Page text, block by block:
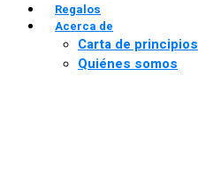
Regalos
Acerca de
Carta de principios
Quiénes somos